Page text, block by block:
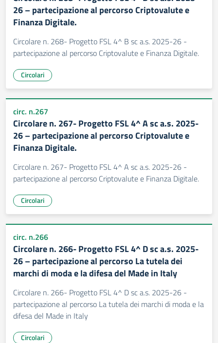
26 – partecipazione al percorso Criptovalute e
Finanza Digitale.
Circolare n. 268- Progetto FSL 4^ B sc a.s. 2025-26 -
partecipazione al percorso Criptovalute e Finanza Digitale.
Circolari
circ. n.267
Circolare n. 267- Progetto FSL 4^ A sc a.s. 2025-
26 – partecipazione al percorso Criptovalute e
Finanza Digitale.
Circolare n. 267- Progetto FSL 4^ A sc a.s. 2025-26 -
partecipazione al percorso Criptovalute e Finanza Digitale.
Circolari
circ. n.266
Circolare n. 266- Progetto FSL 4^ D sc a.s. 2025-
26 – partecipazione al percorso La tutela dei
marchi di moda e la difesa del Made in Italy
Circolare n. 266- Progetto FSL 4^ D sc a.s. 2025-26 -
partecipazione al percorso La tutela dei marchi di moda e la
difesa del Made in Italy
Circolari